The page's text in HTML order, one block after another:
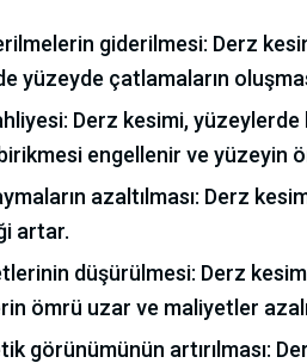
giderilmesi: Derz
yüzeyde çatlamaların
Derz kesimi,
engellenir ve yüzeyin
azaltılması: Derz
artar.
düşürülmesi: Derz
ömrü uzar ve maliyetler
görünümünün artırılması: